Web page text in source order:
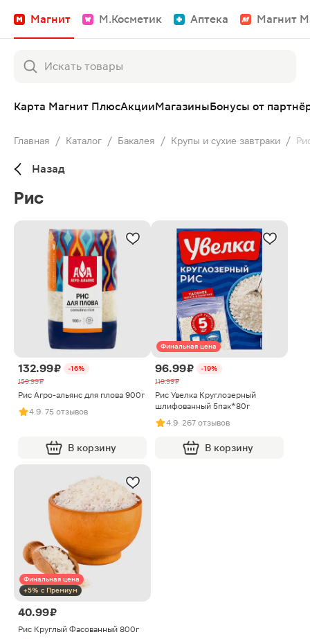
Магнит М.Косметик Аптека Магнит
Карта Магнит ПлюсАкцииМагазиныБонусы от
Главная / Каталог / Бакалея / Крупы и сухие завтраки /
Назад
Рис
132.99 ₽
-16%
159.99 ₽
Рис Агро-альянс для плова 900г
4.9· 75 отзывов
В корзину
Финальная цена
96.99 ₽
-19%
119.99 ₽
Рис Увелка Круглозерный
шлифованный 5пак*80г
4.9· 267 отзывов
В корзину
Финальная цена
+5% с Премиум
40.99 ₽
Рис Круглый Фасованный 800г